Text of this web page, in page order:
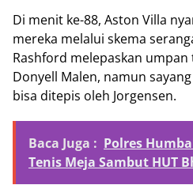
Di menit ke-88, Aston Villa
mereka melalui skema
Rashford melepaskan
Donyell Malen, namun
bisa ditepis oleh Jorgensen.
Baca Juga : Polres
Tenis Meja Sambut HUT